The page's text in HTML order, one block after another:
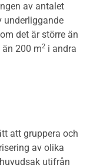
av antalet
underliggande
det är större än
än 200 m2 i andra
att gruppera och
av olika
utifrån